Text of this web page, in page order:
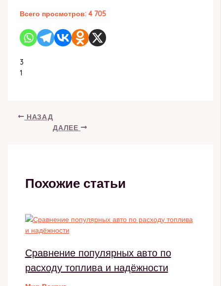
Всего просмотров: 4 705
3
1
НАЗАД
ДАЛЕЕ
Похожие статьи
Сравнение популярных авто по
расходу топлива и надёжности